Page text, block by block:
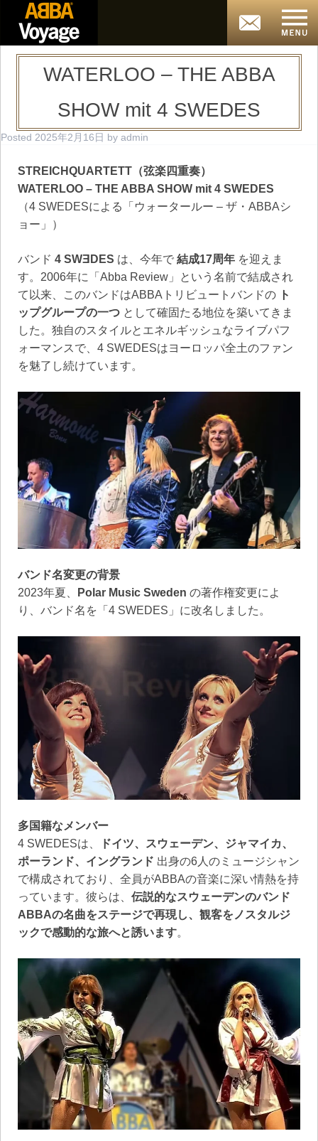
WATERLOO – THE ABBA
SHOW mit 4 SWEDES
Posted 2025年2月16日 by admin
STREICHQUARTETT（弦楽四重奏）
WATERLOO – THE ABBA SHOW mit 4 SWEDES
（4 SWEDESによる「ウォータールー – ザ・ABBAシ
ョー」）
バンド 4 SWƎDES は、今年で 結成17周年 を迎えま
す。2006年に「Abba Review」という名前で結成され
て以来、このバンドはABBAトリビュートバンドの
ト
ップグループの一つ として確固たる地位を築いてきま
した。独自のスタイルとエネルギッシュなライブパフ
ォーマンスで、4 SWEDESはヨーロッパ全土のファン
を魅了し続けています。
バンド名変更の背景
2023年夏、
Polar Music Sweden の著作権変更によ
り、バンド名を「4 SWEDES」に改名しました。
多国籍なメンバー
4 SWEDESは、
ドイツ、スウェーデン、ジャマイカ、
ポーランド、イングランド 出身の6人のミュージシャン
で構成されており、全員がABBAの音楽に深い情熱を持
っています。彼らは、 伝説的なスウェーデンのバンド
ABBAの名曲をステージで再現し、観客をノスタルジ
ックで感動的な旅へと誘います。